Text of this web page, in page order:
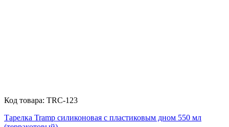
Код товара: TRC-123
Тарелка Tramp силиконовая с пластиковым дном 550 мл